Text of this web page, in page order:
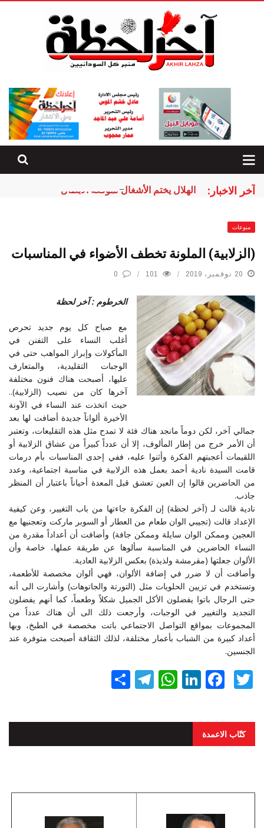
آخر الاخبار: الهلال يختم الأشغال لموقعة الأبطال
منوعات
(الزلابية) الملونة تخطف الأضواء في المناسبات
20 نوفمبر، 2019 101
0
الخرطوم : آخر لحظة
مع صباح كل يوم جديد تحرص
أغلب النساء على التفنن في
المأكولات وإبراز المواهب حتى في
الوجبات التقليدية، والمتعارف
عليها، أصبحت هناك فنون مختلفة
آخرها كان من نصيب (الزلابية)..
حيث اتخذت عند النساء في الآونة
الأخيرة ألواناً جديدة أضافت لها بعد
جمالي آخر، لكن دوماً مانجد هناك فئة لا تمدح مثل هذه التقليعات، وتعتبر
أن الأمر خرج من إطار المألوف، إلا أن عدداً كبيراً من عشاق الزلابية أو
اللقيمات أعجبتهم الفكرة وأثنوا عليه، ففي إحدى المناسبات بأم درمات
قامت السيدة نادية أحمد بعمل هذه الزلابية في مناسبة اجتماعية، وعدد
من الحاضرين قالوا إن العين تعشق قبل المعدة أحياناً باعتبار أن المنظر
جاذب.
نادية قالت لـ (آخر لحظة) إن الفكرة جاءتها من باب التغيير، وعن كيفية
الإعداد قالت (تجيبي الوان طعام من العطار أو السوبر ماركت وتعجنيها مع
العجين وممكن الوان سايلة وممكن جافة) وأضافت أن أعداداً مقدرة من
النساء الحاضرين في المناسبة سألوها عن طريقة عملها، خاصة وأن
الألوان جعلتها (مقرمشة ولذيذة) بعكس الزلابية العادية.
وأضافت أن لا ضرر في إضافة الألوان، فهي ألوان مخصصة للأطعمة،
وتستخدم في تزيين الحلويات مثل (التورتة والجاتوهات) وأشارت الى أنه
حتى الرجال باتوا يفضلون الأكل الجميل شكلاً وطعماً، كما أنهم يفضلون
التجديد والتغيير في الوجبات، وأرجعت ذلك الى أن هناك عدداً من
المجموعات بمواقع التواصل الاجتماعي باتت مخصصة في الطبخ، وبها
أعداد كبيرة من الشباب بأعمار مختلفة، لذلك الثقافة أصبحت متوفرة عند
الجنسين.
Twitter
Facebook
LinkedIn
WhatsApp
Telegram
كتّاب الاعمدة